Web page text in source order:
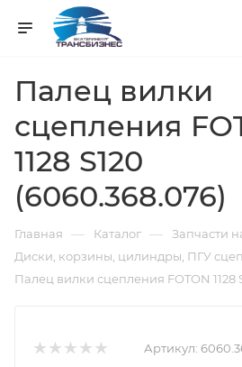
Палец вилки
сцепления
1128 S120
(6060.368.076)
Главная — Каталог — Запчасти
Диски, корзины, цилиндры, ПГУ
Палец вилки сцепления FOTON 1128
Артикул: